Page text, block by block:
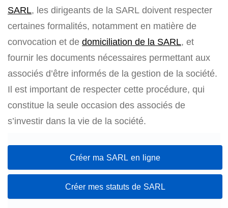
SARL, les dirigeants de la SARL doivent respecter
certaines formalités, notamment en matière de
convocation et de domiciliation de la SARL, et
fournir les documents nécessaires permettant aux
associés d’être informés de la gestion de la société.
Il est important de respecter cette procédure, qui
constitue la seule occasion des associés de
s’investir dans la vie de la société.
Créer ma SARL en ligne
Créer mes statuts de SARL